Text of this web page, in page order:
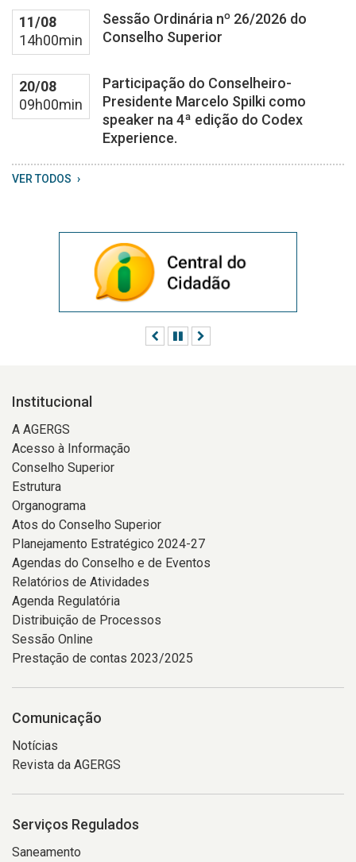
59
20
11/08
14h00min
Sessão Ordinária nº 26/2026 do
Conselho Superior
20/08
09h00min
Participação do Conselheiro-
Presidente Marcelo Spilki como
speaker na 4ª edição do Codex
Experience.
VER TODOS
AnteriorPausar
Institucional
A AGERGS
Acesso à Informação
Conselho Superior
Estrutura
Organograma
Atos do Conselho Superior
Planejamento Estratégico 2024-27
Agendas do Conselho e de Eventos
Relatórios de Atividades
Agenda Regulatória
Distribuição de Processos
Sessão Online
Prestação de contas 2023/2025
Comunicação
Notícias
Revista da AGERGS
Serviços Regulados
Saneamento